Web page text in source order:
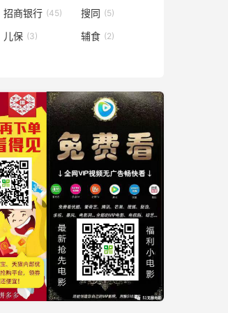
招商银行 (45) 搜同 (5)
儿保 (3) 辅食 (2)